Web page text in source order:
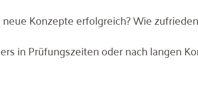
neue Konzepte erfolgreich? Wie
in Prüfungszeiten oder nach langen